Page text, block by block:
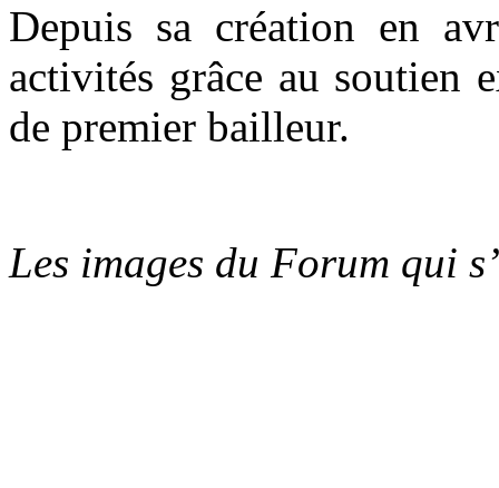
Depuis sa création en
activités grâce au soutien
de premier bailleur.
Les images du Forum qui